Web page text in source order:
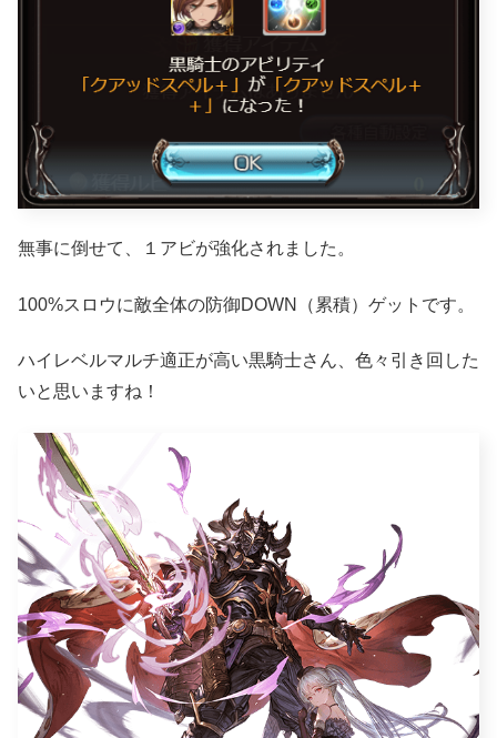
無事に倒せて、１アビが強化されました。
100%スロウに敵全体の防御DOWN（累積）ゲットです。
ハイレベルマルチ適正が高い黒騎士さん、色々引き回した
いと思いますね！